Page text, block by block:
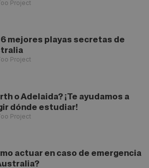
Project
6 mejores playas secretas de
Project
o Adelaida? ¡Te ayudamos a
dónde estudiar!
Project
actuar en caso de emergencia